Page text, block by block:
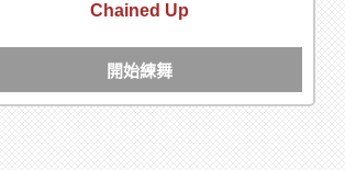
Chained Up
開始練舞